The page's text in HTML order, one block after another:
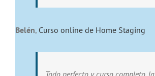
Belén, Curso online de Home Staging